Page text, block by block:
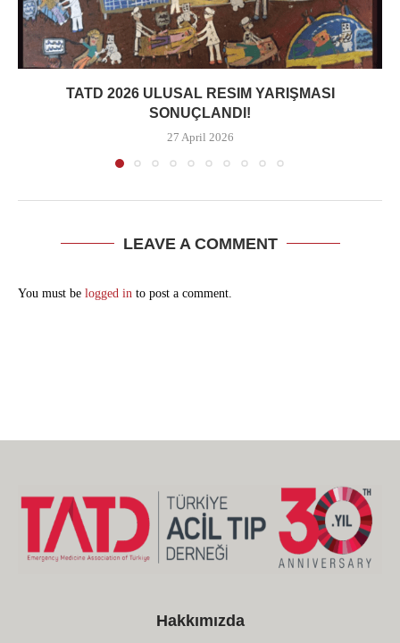
TATD 2026 ULUSAL RESIM YARIŞMASI
SONUÇLANDI!
27 April 2026
LEAVE A COMMENT
You must be logged in to post a comment.
Hakkımızda